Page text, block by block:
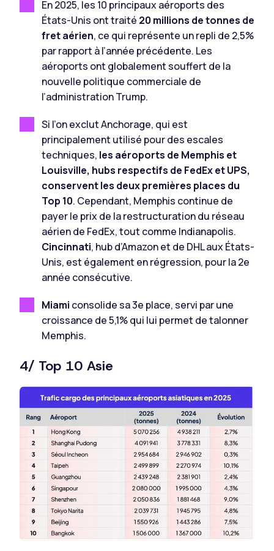
En 2025, les 10 principaux aéroports des
États-Unis ont traité 20 millions de tonnes de
fret aérien, ce qui représente un repli de 2,5%
par rapport à l’année précédente. Les
aéroports ont globalement souffert de la
nouvelle politique commerciale de
l’administration Trump.
Si l’on exclut Anchorage, qui est
principalement utilisé pour des escales
techniques, les aéroports de Memphis et
Louisville, hubs respectifs de FedEx et UPS,
conservent les deux premières places du
Top 10. Cependant, Memphis continue de
payer le prix de la restructuration du réseau
aérien de FedEx, tout comme Indianapolis.
Cincinnati, hub d’Amazon et de DHL aux États-
Unis, est également en régression, pour la 2e
année consécutive.
Miami consolide sa 3e place, servi par une
croissance de 5,1% qui lui permet de talonner
Memphis.
4/ Top 10 Asie